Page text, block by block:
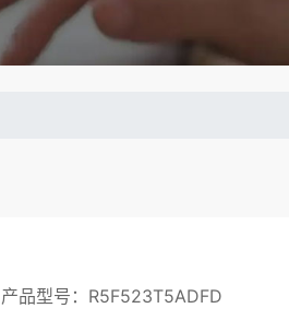
产品型号：R5F523T5ADFD